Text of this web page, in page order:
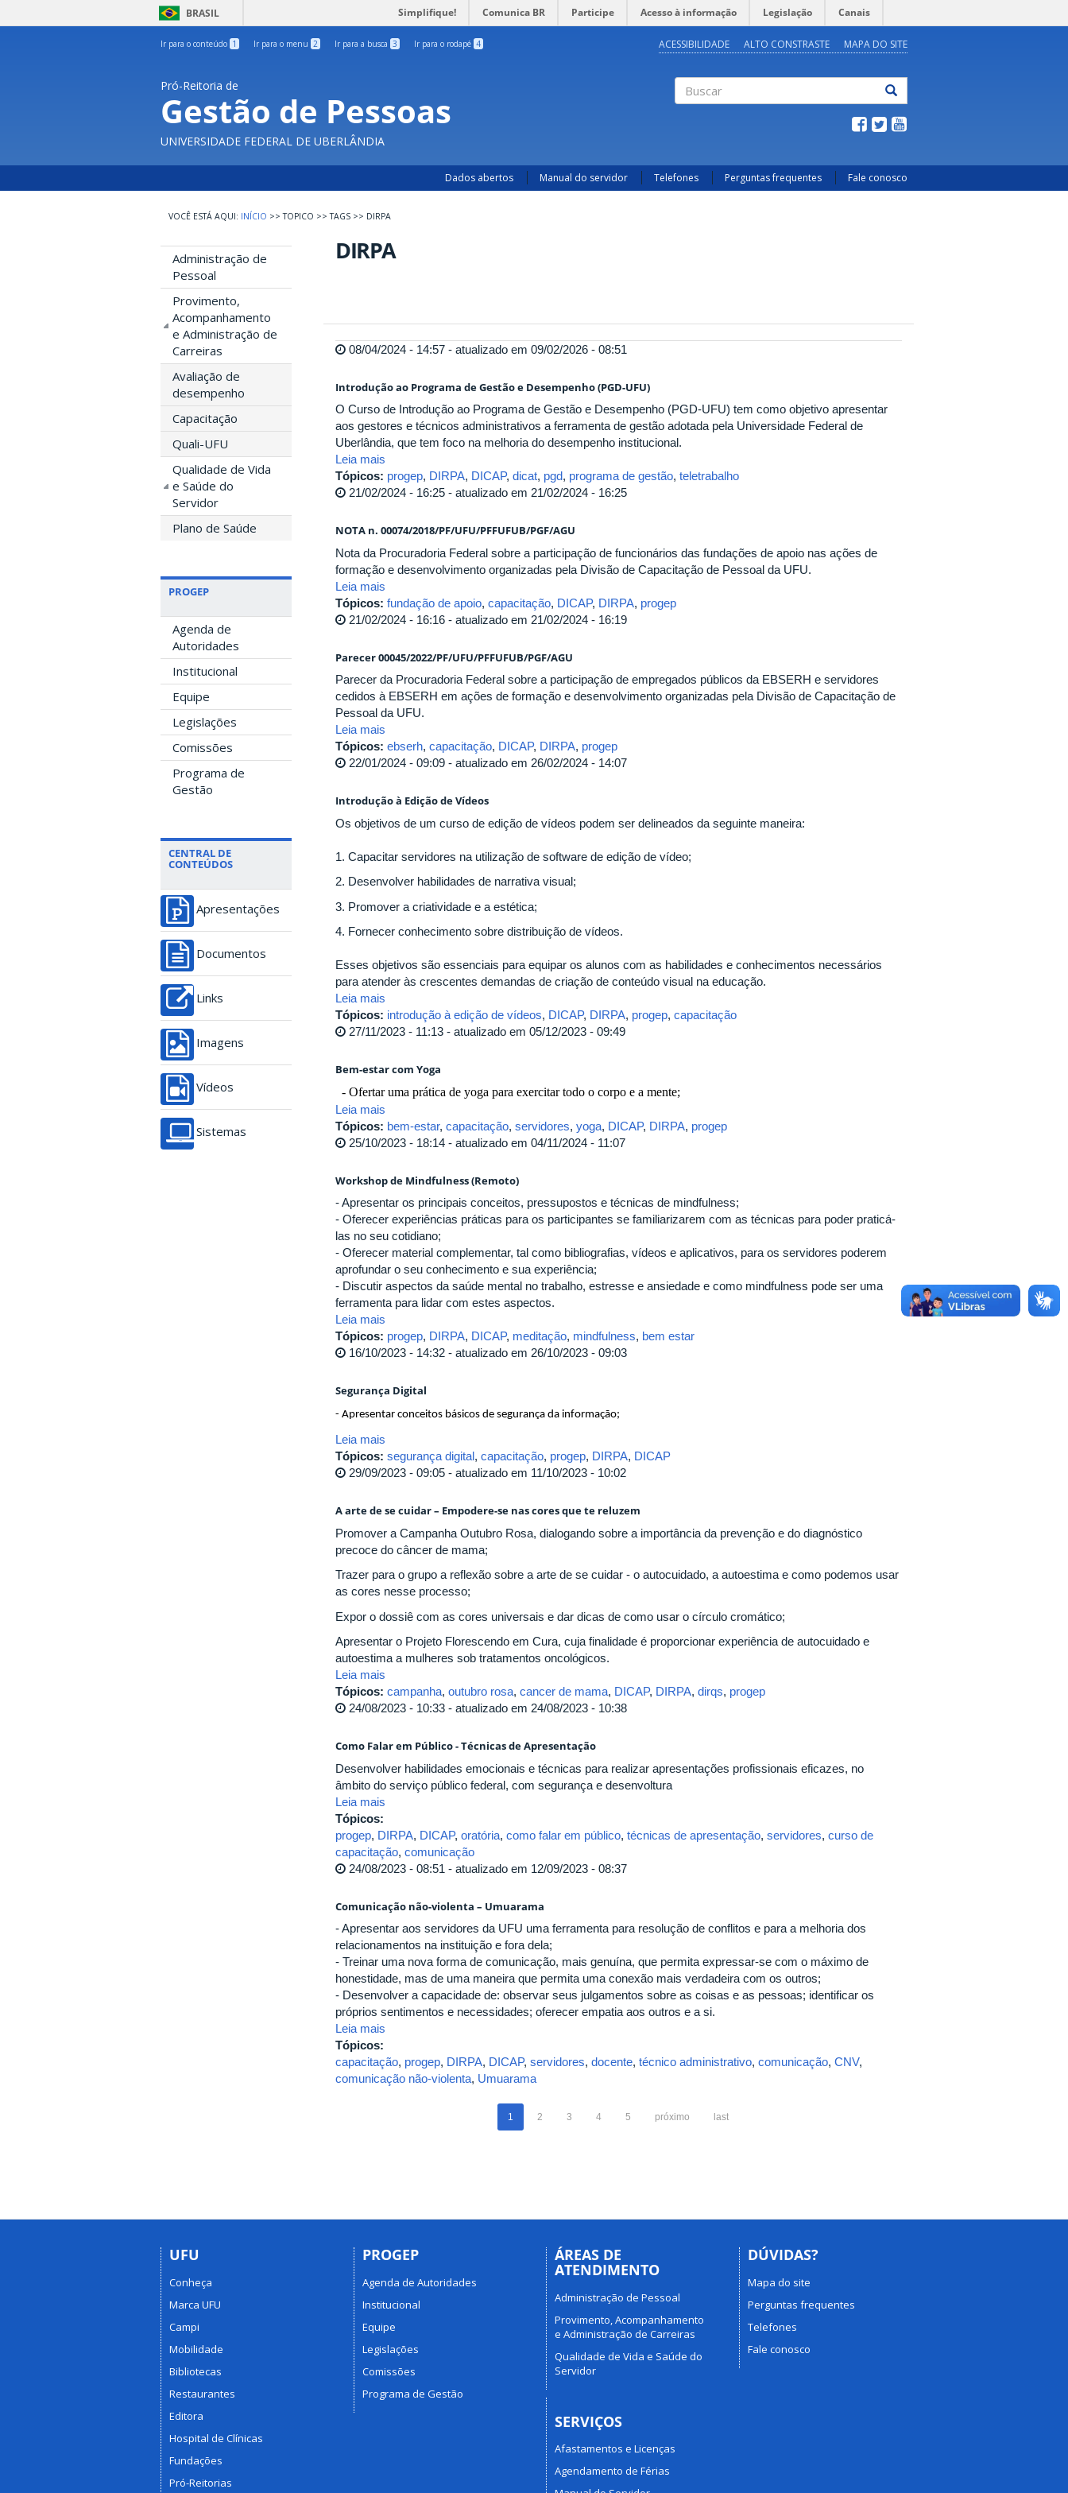
BRASIL Simplifique! Comunica BR Participe Acesso à informação Legislação Canais
Ir para o conteúdo 1 Ir para o menu 2 Ir para a busca 3 Ir para o rodapé 4 ACESSIBILIDADE ALTO CONSTRASTE MAPA DO SITE
Pró-Reitoria de
Gestão de Pessoas
UNIVERSIDADE FEDERAL DE UBERLÂNDIA
Dados abertos Manual do servidor Telefones Perguntas frequentes Fale conosco
INÍCIO >> TOPICO >> TAGS >> DIRPA
Administração de
Pessoal
Provimento,
Acompanhamento
e Administração de
Carreiras
Avaliação de
desempenho
Capacitação
Quali-UFU
Qualidade de Vida
e Saúde do
Servidor
Plano de Saúde
PROGEP
Agenda de
Autoridades
Institucional
Equipe
Legislações
Comissões
Programa de
Gestão
CENTRAL DE
CONTEÚDOS
Apresentações
Documentos
Links
Imagens
Vídeos
Sistemas
DIRPA
08/04/2024 - 14:57 - atualizado em 09/02/2026 - 08:51
Introdução ao Programa de Gestão e Desempenho (PGD-UFU)
O Curso de Introdução ao Programa de Gestão e Desempenho (PGD-UFU) tem como objetivo apresentar
aos gestores e técnicos administrativos a ferramenta de gestão adotada pela Universidade Federal de
Uberlândia, que tem foco na melhoria do desempenho institucional.
Leia mais
Tópicos: progep, DIRPA, DICAP, dicat, pgd, programa de gestão, teletrabalho
21/02/2024 - 16:25 - atualizado em 21/02/2024 - 16:25
NOTA n. 00074/2018/PF/UFU/PFFUFUB/PGF/AGU
Nota da Procuradoria Federal sobre a participação de funcionários das fundações de apoio nas ações de
formação e desenvolvimento organizadas pela Divisão de Capacitação de Pessoal da UFU.
Leia mais
Tópicos: fundação de apoio, capacitação, DICAP, DIRPA, progep
21/02/2024 - 16:16 - atualizado em 21/02/2024 - 16:19
Parecer 00045/2022/PF/UFU/PFFUFUB/PGF/AGU
Parecer da Procuradoria Federal sobre a participação de empregados públicos da EBSERH e servidores
cedidos à EBSERH em ações de formação e desenvolvimento organizadas pela Divisão de Capacitação de
Pessoal da UFU.
Leia mais
Tópicos: ebserh, capacitação, DICAP, DIRPA, progep
22/01/2024 - 09:09 - atualizado em 26/02/2024 - 14:07
Introdução à Edição de Vídeos
Os objetivos de um curso de edição de vídeos podem ser delineados da seguinte maneira:
1. Capacitar servidores na utilização de software de edição de vídeo;
2. Desenvolver habilidades de narrativa visual;
3. Promover a criatividade e a estética;
4. Fornecer conhecimento sobre distribuição de vídeos.
Esses objetivos são essenciais para equipar os alunos com as habilidades e conhecimentos necessários
para atender às crescentes demandas de criação de conteúdo visual na educação.
Leia mais
Tópicos: introdução à edição de vídeos, DICAP, DIRPA, progep, capacitação
27/11/2023 - 11:13 - atualizado em 05/12/2023 - 09:49
Bem-estar com Yoga
- Ofertar uma prática de yoga para exercitar todo o corpo e a mente;
Leia mais
Tópicos: bem-estar, capacitação, servidores, yoga, DICAP, DIRPA, progep
25/10/2023 - 18:14 - atualizado em 04/11/2024 - 11:07
Workshop de Mindfulness (Remoto)
- Apresentar os principais conceitos, pressupostos e técnicas de mindfulness;
- Oferecer experiências práticas para os participantes se familiarizarem com as técnicas para poder praticá-
las no seu cotidiano;
- Oferecer material complementar, tal como bibliografias, vídeos e aplicativos, para os servidores poderem
aprofundar o seu conhecimento e sua experiência;
- Discutir aspectos da saúde mental no trabalho, estresse e ansiedade e como mindfulness pode ser uma
ferramenta para lidar com estes aspectos.
Leia mais
Tópicos: progep, DIRPA, DICAP, meditação, mindfulness, bem estar
16/10/2023 - 14:32 - atualizado em 26/10/2023 - 09:03
Segurança Digital
- Apresentar conceitos básicos de segurança da informação;
Leia mais
Tópicos: segurança digital, capacitação, progep, DIRPA, DICAP
29/09/2023 - 09:05 - atualizado em 11/10/2023 - 10:02
A arte de se cuidar – Empodere-se nas cores que te reluzem
Promover a Campanha Outubro Rosa, dialogando sobre a importância da prevenção e do diagnóstico
precoce do câncer de mama;
Trazer para o grupo a reflexão sobre a arte de se cuidar - o autocuidado, a autoestima e como podemos usar
as cores nesse processo;
Expor o dossiê com as cores universais e dar dicas de como usar o círculo cromático;
Apresentar o Projeto Florescendo em Cura, cuja finalidade é proporcionar experiência de autocuidado e
autoestima a mulheres sob tratamentos oncológicos.
Leia mais
Tópicos: campanha, outubro rosa, cancer de mama, DICAP, DIRPA, dirqs, progep
24/08/2023 - 10:33 - atualizado em 24/08/2023 - 10:38
Como Falar em Público - Técnicas de Apresentação
Desenvolver habilidades emocionais e técnicas para realizar apresentações profissionais eficazes, no
âmbito do serviço público federal, com segurança e desenvoltura
Leia mais
Tópicos:
progep, DIRPA, DICAP, oratória, como falar em público, técnicas de apresentação, servidores, curso de
capacitação, comunicação
24/08/2023 - 08:51 - atualizado em 12/09/2023 - 08:37
Comunicação não-violenta – Umuarama
- Apresentar aos servidores da UFU uma ferramenta para resolução de conflitos e para a melhoria dos
relacionamentos na instituição e fora dela;
- Treinar uma nova forma de comunicação, mais genuína, que permita expressar-se com o máximo de
honestidade, mas de uma maneira que permita uma conexão mais verdadeira com os outros;
- Desenvolver a capacidade de: observar seus julgamentos sobre as coisas e as pessoas; identificar os
próprios sentimentos e necessidades; oferecer empatia aos outros e a si.
Leia mais
Tópicos:
capacitação, progep, DIRPA, DICAP, servidores, docente, técnico administrativo, comunicação, CNV,
comunicação não-violenta, Umuarama
1 2 3 4 5 próximo last
UFU
Conheça
Marca UFU
Campi
Mobilidade
Bibliotecas
Restaurantes
Editora
Hospital de Clínicas
Fundações
Pró-Reitorias
PROGEP
Agenda de Autoridades
Institucional
Equipe
Legislações
Comissões
Programa de Gestão
ÁREAS DE
ATENDIMENTO
Administração de Pessoal
Provimento, Acompanhamento
e Administração de Carreiras
Qualidade de Vida e Saúde do
Servidor
SERVIÇOS
Afastamentos e Licenças
Agendamento de Férias
DÚVIDAS?
Mapa do site
Perguntas frequentes
Telefones
Fale conosco